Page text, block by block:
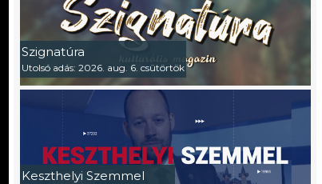
Szignatúra
Utolsó adás: 2026. aug. 6. csütörtök
Keszthelyi Szemmel